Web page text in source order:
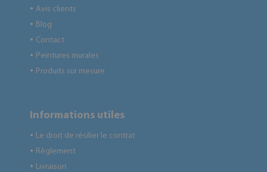
● Avis clients
● Blog
● Contact
● Peintures murales
● Produits sur mesure
Informations utiles
● Le droit de résilier le contrat
● Règlement
● Livraison